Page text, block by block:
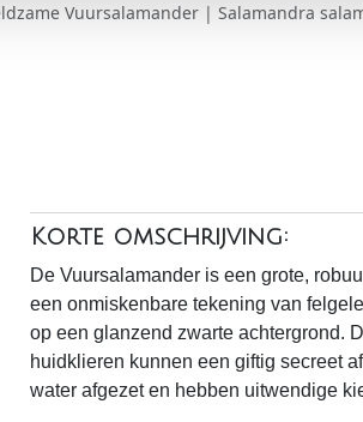
Vuursalamander | Salamandra
Korte omschrijving:
De Vuursalamander is een grote,
een onmiskenbare tekening van
op een glanzend zwarte achtergrond.
huidklieren kunnen een giftig secreet
water afgezet en hebben uitwendige